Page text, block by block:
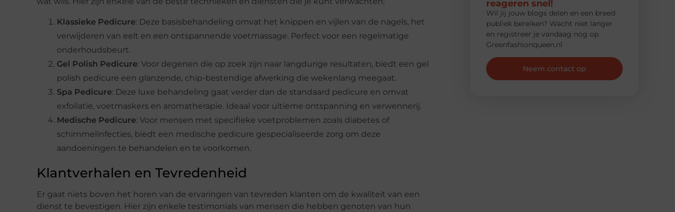
Klassieke Pedicure: Deze basisbehandeling omvat het knippen en vijlen van de nagels, het
verwijderen van eelt en een ontspannende voetmassage. Perfect voor een regelmatige
onderhoudsbeurt.
Gel Polish Pedicure: Voor degenen die op zoek zijn naar langdurige resultaten, biedt een gel
polish pedicure een glanzende, chip-bestendige afwerking die wekenlang meegaat.
Spa Pedicure: Deze luxe behandeling gaat verder dan de standaard pedicure en omvat
exfoliatie, voetmaskers en aromatherapie. Ideaal voor ultieme ontspanning en verwennerij.
Medische Pedicure: Voor mensen met specifieke voetproblemen zoals diabetes of
schimmelinfecties, biedt een medische pedicure gespecialiseerde zorg om deze
aandoeningen te behandelen en te voorkomen.
Klantverhalen en Tevredenheid
Er gaat niets boven het horen van de ervaringen van tevreden klanten om de kwaliteit van een
dienst te bevestigen. Hier zijn enkele testimonials van mensen die hebben genoten van hun
reageren snel!
Wil jij jouw blogs delen en een breed
publiek bereiken? Wacht niet langer
en registreer je vandaag nog op
Greenfashionqueen.nl
Neem contact op